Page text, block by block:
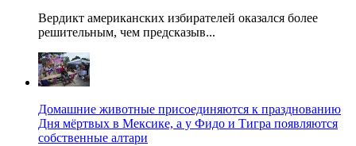
Вердикт американских избирателей оказался более
решительным, чем предсказыв...
Домашние животные присоединяются к празднованию
Дня мёртвых в Мексике, а у Фидо и Тигра появляются
собственные алтари